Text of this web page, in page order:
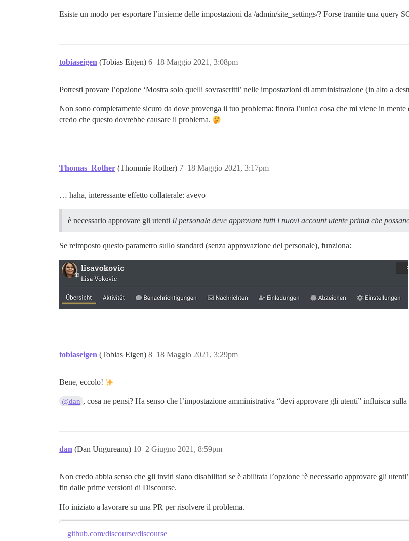
Esiste un modo per esportare l’insieme delle impostazioni da /admin/site_settings/? Forse tramite una query
tobiaseigen (Tobias Eigen) 18 Maggio 2021, 3:08pm
6
Potresti provare l’opzione ‘Mostra solo quelli sovrascritti’ nelle impostazioni di amministrazione (in alto a
Non sono completamente sicuro da dove provenga il tuo problema: finora l’unica cosa che mi viene in
credo che questo dovrebbe causare il problema.
Thomas_Rother (Thommie Rother) 18 Maggio 2021, 3:17pm
7
… haha, interessante effetto collaterale: avevo
è necessario approvare gli utenti Il personale deve approvare tutti i nuovi account utente prima che
Se reimposto questo parametro sullo standard (senza approvazione del personale), funziona:
tobiaseigen (Tobias Eigen) 18 Maggio 2021, 3:29pm
8
Bene, eccolo!
@dan , cosa ne pensi? Ha senso che l’impostazione amministrativa “devi approvare gli utenti” influisca
dan (Dan Ungureanu) 2 Giugno 2021, 8:59pm
10
Non credo abbia senso che gli inviti siano disabilitati se è abilitata l’opzione ‘è necessario approvare gli
fin dalle prime versioni di Discourse.
Ho iniziato a lavorare su una PR per risolvere il problema.
github.com/discourse/discourse